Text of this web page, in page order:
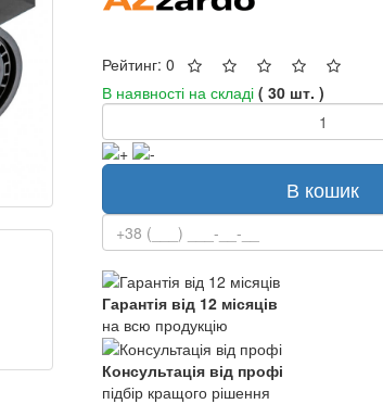
Рейтинг: 0
В наявності на складі ( 30 шт. )
В кошик
Гарантія від 12 місяців
на всю продукцію
Консультація від профі
підбір кращого рішення